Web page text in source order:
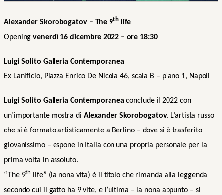
Alexander Skorobogatov – The 9thlife
Openingvenerdì 16 dicembre 2022 – ore 18:30
Luigi Solito Galleria Contemporanea
Ex Lanificio, Piazza Enrico De Nicola 46, scala B – piano 1, Napoli
Luigi Solito Galleria Contemporanea conclude il 2022 con
un’importante mostra di Alexander Skorobogatov. L’artista russo
che si è formato artisticamente a Berlino – dove si è trasferito
giovanissimo – espone in Italia con una propria personale per la
prima volta in assoluto.
“The 9th life” (la nona vita) è il titolo che rimanda alla leggenda
secondo cui il gatto ha 9 vite, e l’ultima – la nona appunto – si